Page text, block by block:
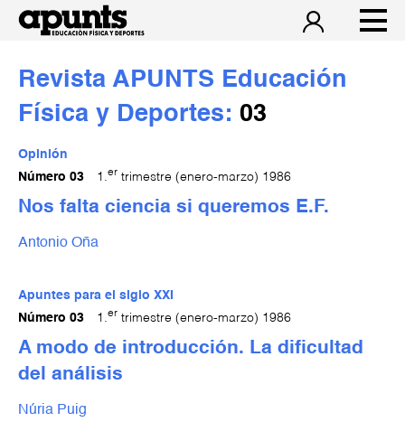
Revista APUNTS Educación
Física y Deportes: 03
Opinión
Número 03
1.er trimestre (enero-marzo) 1986
Nos falta ciencia si queremos E.F.
Antonio Oña
Apuntes para el siglo XXI
Número 03
1.er trimestre (enero-marzo) 1986
A modo de introducción. La dificultad
del análisis
Núria Puig